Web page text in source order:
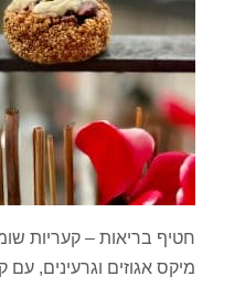
חטיף בריאות – קעריות
מיקס אגוזים וגרעינים, עם